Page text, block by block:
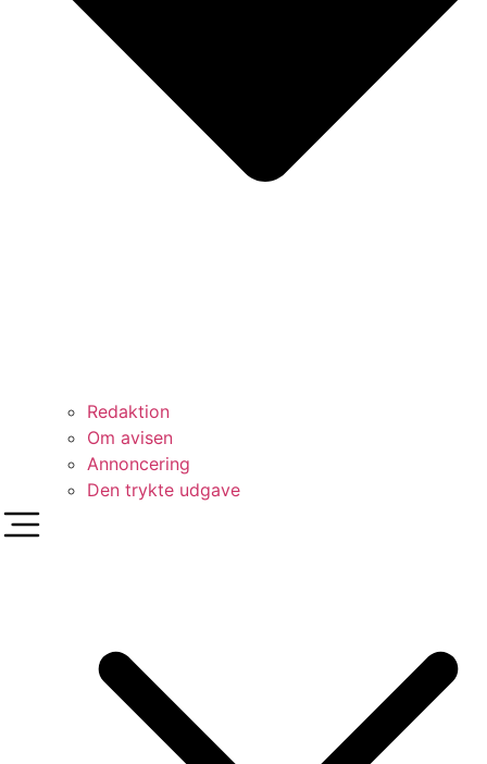
Redaktion
Om avisen
Annoncering
Den trykte udgave